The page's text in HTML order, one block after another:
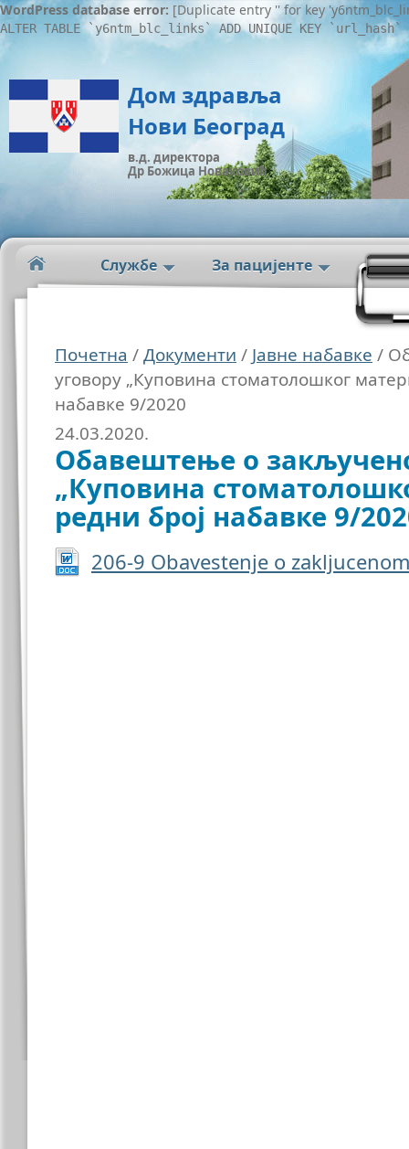
WordPress database error: [Duplicate entry '' for key
ALTER TABLE `y6ntm_blc_links` ADD UNIQUE KEY
Дом здравља
Нови Београд
в.д. директора
Др Божица Новаковић
Службе За пацијенте
Почетна /Документи / Јавне набавке /
уговору „Куповина стоматолошког
набавке 9/2020
24.03.2020.
Обавештење о
„Куповина
редни број набавке 9/
206-9 Obavestenje o